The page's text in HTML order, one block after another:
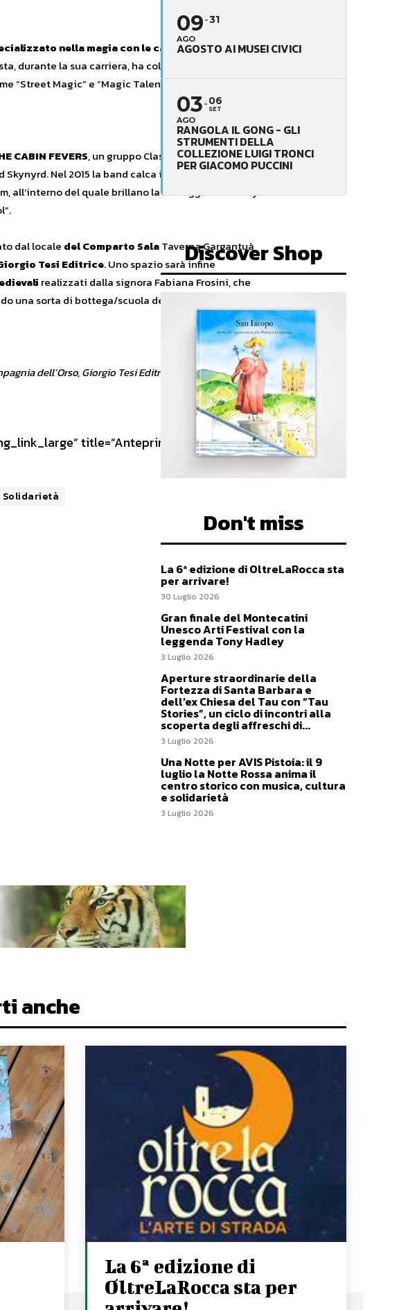
nella magia con le carte da gioco, che il
durante la sua carriera, ha collaborato con
Magic” e “Magic Talent Show” su TVL.
CABIN FEVERS, un gruppo Classic Rock melodico
Nel 2015 la band calca il main stage del
all’interno del quale brillano la bluseggiante “Carry
dal locale del Comparto SalaTaverna Gargantuà
Tesi Editrice. Uno spazio sarà infine
realizzati dalla signora Fabiana Frosini, che
una sorta di bottega/scuola del Costume.
dell’Orso, Giorgio Tesi Editrice, Comitato
title=”Anteprima Luglio
Solidarietà
09
AGO
31
AGOSTO AI MUSEI CIVICI
03
AGO
06
SET
RANGOLA IL GONG - GLI
STRUMENTI DELLA
COLLEZIONE LUIGI TRONCI
PER GIACOMO PUCCINI
Discover Shop
Don't miss
La 6ª edizione di OltreLaRocca sta
per arrivare!
30 Luglio 2026
Gran finale del Montecatini
Unesco Arti Festival con la
leggenda Tony Hadley
3 Luglio 2026
Aperture straordinarie della
Fortezza di Santa Barbara e
dell’ex Chiesa del Tau con “Tau
Stories”, un ciclo di incontri alla
scoperta degli affreschi di...
3 Luglio 2026
Una Notte per AVIS Pistoia: il 9
luglio la Notte Rossa anima il
centro storico con musica, cultura
e solidarietà
3 Luglio 2026
anche
La 6ª edizione di
OltreLaRocca sta per